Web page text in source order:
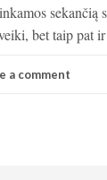
sekančią
bet taip pat
a comment